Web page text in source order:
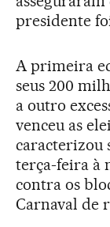
presidente
A primeira
seus 200
a outro
venceu as
caracterizou
terça-feira à
contra os
Carnaval de